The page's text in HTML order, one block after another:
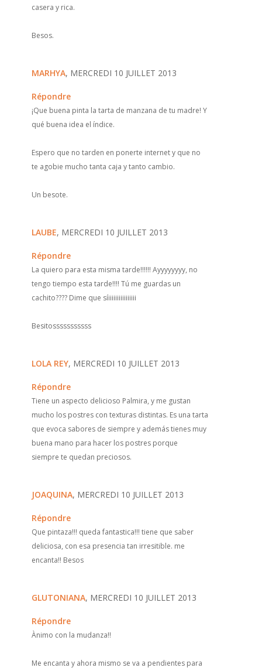
casera y rica.
Besos.
MARHYA, MERCREDI 10 JUILLET 2013
Répondre
¡Que buena pinta la tarta de manzana de tu madre! Y
qué buena idea el índice.
Espero que no tarden en ponerte internet y que no
te agobie mucho tanta caja y tanto cambio.
Un besote.
LAUBE, MERCREDI 10 JUILLET 2013
Répondre
La quiero para esta misma tarde!!!!!! Ayyyyyyyy, no
tengo tiempo esta tarde!!!! Tú me guardas un
cachito???? Dime que síiiiiiiiiiiiiiiii
Besitosssssssssss
LOLA REY, MERCREDI 10 JUILLET 2013
Répondre
Tiene un aspecto delicioso Palmira, y me gustan
mucho los postres con texturas distintas. Es una tarta
que evoca sabores de siempre y además tienes muy
buena mano para hacer los postres porque
siempre te quedan preciosos.
JOAQUINA, MERCREDI 10 JUILLET 2013
Répondre
Que pintaza!!! queda fantastica!!! tiene que saber
deliciosa, con esa presencia tan irresitible. me
encanta!! Besos
GLUTONIANA, MERCREDI 10 JUILLET 2013
Répondre
Ànimo con la mudanza!!
Me encanta y ahora mismo se va a pendientes para